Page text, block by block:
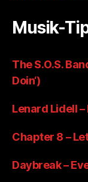
Musik-
The S.O.S.
Doin‘)
Lenard Lidell
Chapter 8 –
Daybreak –